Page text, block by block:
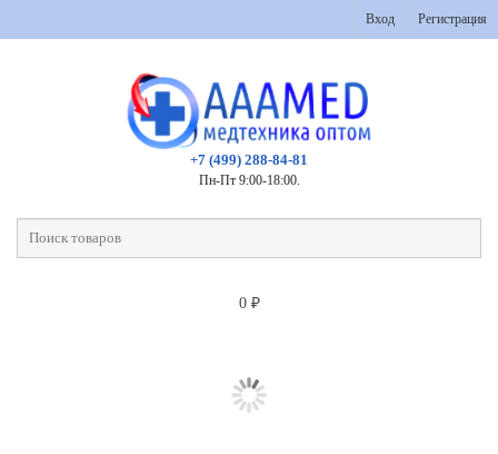
Вход Регистрация
+7 (499) 288-84-81
Пн-Пт 9:00-18:00.
0 ₽